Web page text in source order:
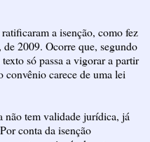
a isenção, como fez
2009. Ocorre que, segundo
só passa a vigorar a partir
carece de uma lei
não tem validade jurídica, já
conta da isenção